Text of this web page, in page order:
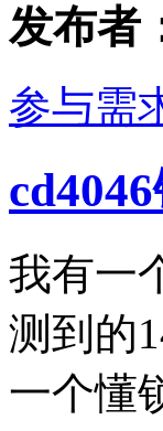
发布者
参与需
我有一
测到的
一个懂